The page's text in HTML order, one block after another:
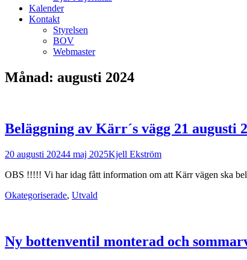
Kalender
Kontakt
Styrelsen
BOV
Webmaster
Månad: augusti 2024
Beläggning av Kärr´s vägg 21 augusti
Postades
20 augusti 20244 maj 2025Författare
Kjell Ekström
OBS !!!!! Vi har idag fått information om att Kärr vägen ska
Kategorier
Okategoriserade, Utvald
Ny bottenventil monterad och